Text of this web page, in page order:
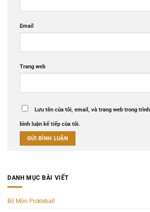
Email
Trang web
Lưu tên của tôi, email, và trang web trong
bình luận kế tiếp của tôi.
DANH MỤC BÀI VIẾT
Bộ Môn Pickleball